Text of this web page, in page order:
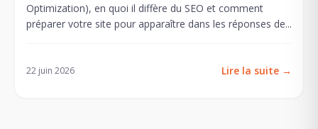
Optimization), en quoi il diffère du SEO et comment
préparer votre site pour apparaître dans les réponses de...
22 juin 2026 Lire la suite →